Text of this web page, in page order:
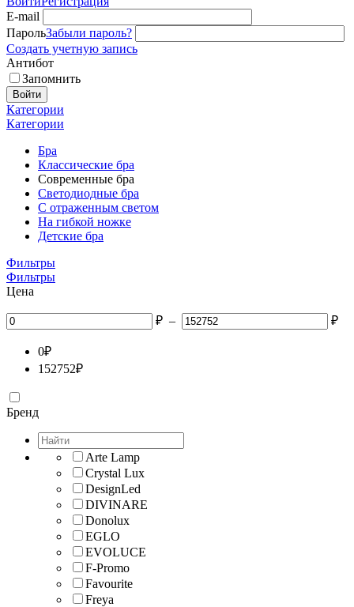
E-mail
ПарольЗабыли пароль?
Создать учетную запись
Антибот
Запомнить
Войти
Категории
Категории
Бра
Классические бра
Современные бра
Светодиодные бра
С отраженным светом
На гибкой ножке
Детские бра
Фильтры
Фильтры
Цена
₽ – ₽
0₽
152752₽
Бренд
Arte Lamp
Crystal Lux
DesignLed
DIVINARE
Donolux
EGLO
EVOLUCE
F-Promo
Favourite
Freya